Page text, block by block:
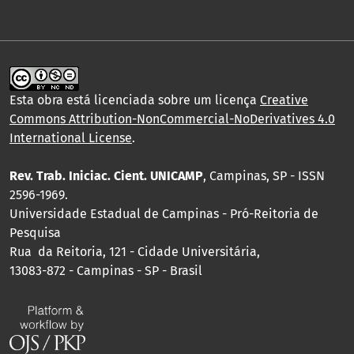
Esta obra está licenciada sobre um licença Creative
Commons Attribution-NonCommercial-NoDerivatives 4.0
International License.
Rev. Trab. Iniciac. Cient. UNICAMP, Campinas, SP - ISSN
2596-1969.
Universidade Estadual de Campinas - Pró-Reitoria de
Pesquisa
Rua da Reitoria, 121 - Cidade Universitária,
13083-872 - Campinas - SP - Brasil